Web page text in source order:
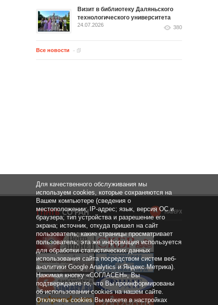
Визит в библиотеку Даляньского
технологического университета
24.07.2026 380
Все новости
НАВЕРХ
Для качественного обслуживания мы
используем cookies, которые сохраняются на
Вашем компьютере (сведения о
местоположении; IP-адрес; язык, версия ОС и
браузера; тип устройства и разрешение его
экрана; источник, откуда пришел на сайт
пользователь; какие страницы просматривает
пользователь; эта же информация используется
для обработки статистических данных
использования сайта посредством систем веб-
аналитики Google Analytics и Яндекс.Метрика).
Нажимая кнопку «СОГЛАСЕН», Вы
подтверждаете то, что Вы проинформированы
об использовании cookies на нашем сайте.
Отключить cookies Вы можете в настройках